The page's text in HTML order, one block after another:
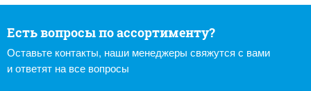
Есть вопросы по ассортименту?
Оставьте контакты, наши менеджеры свяжутся с вами
и ответят на все вопросы